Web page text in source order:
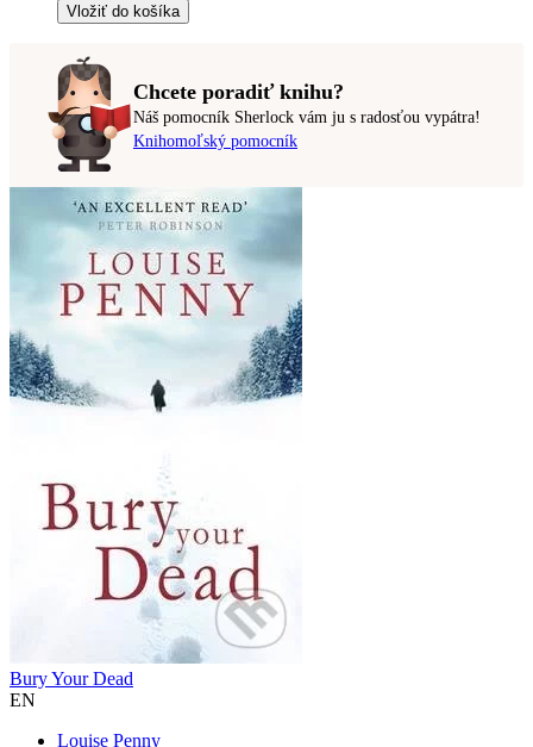
Vložiť do košíka
Chcete poradiť knihu?
Náš pomocník Sherlock vám ju s radosťou vypátra!
Knihomoľský pomocník
Bury Your Dead
EN
Louise Penny